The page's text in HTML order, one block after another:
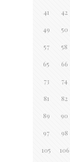
41 42
49 50
57 58
65 66
73 74
81 82
89 90
97 98
105 106